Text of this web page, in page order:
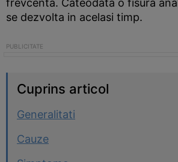
frevcenta. Cateodata o fisura
se dezvolta in acelasi timp.
Cuprins articol
Generalitati
Cauze